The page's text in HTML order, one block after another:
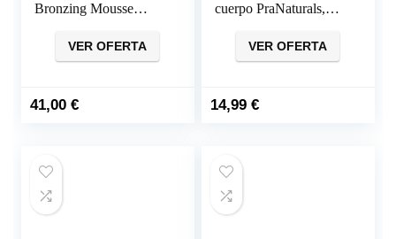
Bronzing Mousse
(240ml)VER OFERTA
41,00€
cuerpo PraNaturals,
VER OFERTA
14,99€